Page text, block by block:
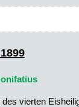
vierten